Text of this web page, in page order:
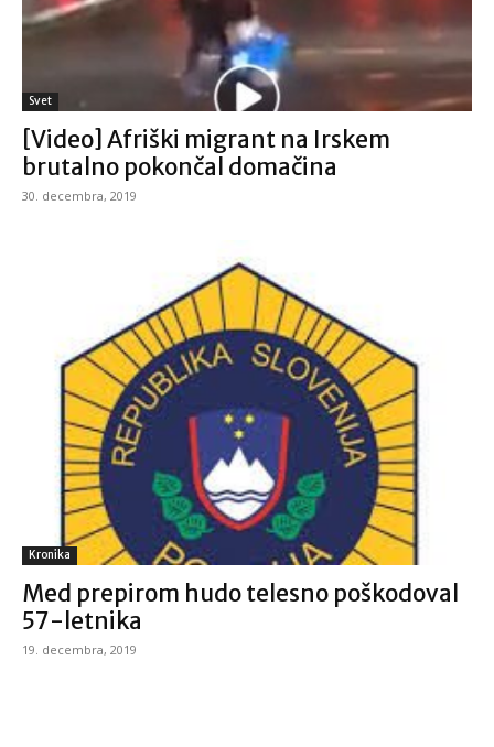
Svet
[Video] Afriški migrant na Irskem
brutalno pokončal domačina
30. decembra, 2019
Kronika
Med prepirom hudo telesno poškodoval
57-letnika
19. decembra, 2019